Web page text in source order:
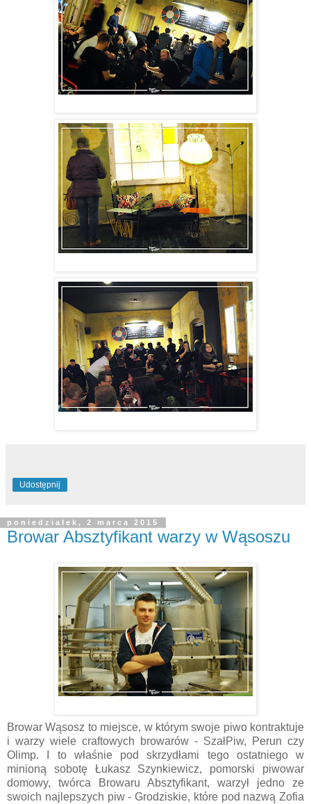
Udostępnij
poniedziałek, 2 marca 2015
Browar Absztyfikant warzy w Wąsoszu
Browar Wąsosz to miejsce, w którym swoje piwo kontraktuje
i warzy wiele craftowych browarów - SzałPiw, Perun czy
Olimp. I to właśnie pod skrzydłami tego ostatniego w
minioną sobotę Łukasz Szynkiewicz, pomorski piwowar
domowy, twórca Browaru Absztyfikant, warzył jedno ze
swoich najlepszych piw - Grodziskie, które pod nazwą Zofia